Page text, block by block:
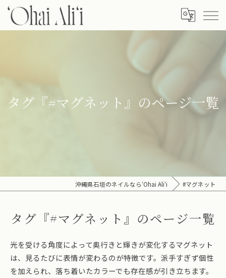
タグ『#マグネット』のページ一覧
沖縄県石垣のネイルなら‘Ohai Ali‘i #マグネット
タグ『#マグネット』のページ一覧
光を受ける角度によって奥行きと輝きが変化するマグネット
は、見るたびに表情が変わるのが特徴です。派手すぎず個性
を加えられ、落ち着いたカラーでも存在感が引き立ちます。